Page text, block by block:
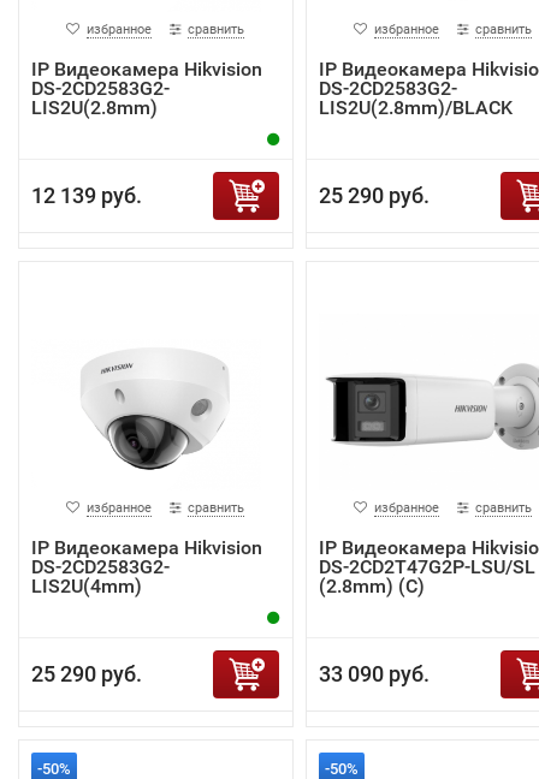
избранное сравнить
IP Видеокамера Hikvision
DS-2CD2583G2-
LIS2U(2.8mm)
12 139 руб.
избранное сравнить
IP Видеокамера
DS-2CD2583G2-
LIS2U(2.8mm)/BLACK
25 290 руб.
избранное сравнить
IP Видеокамера Hikvision
DS-2CD2583G2-
LIS2U(4mm)
25 290 руб.
избранное сравнить
IP Видеокамера
DS-2CD2T47G2P-LSU/SL
(2.8mm) (C)
33 090 руб.
-50% -50%